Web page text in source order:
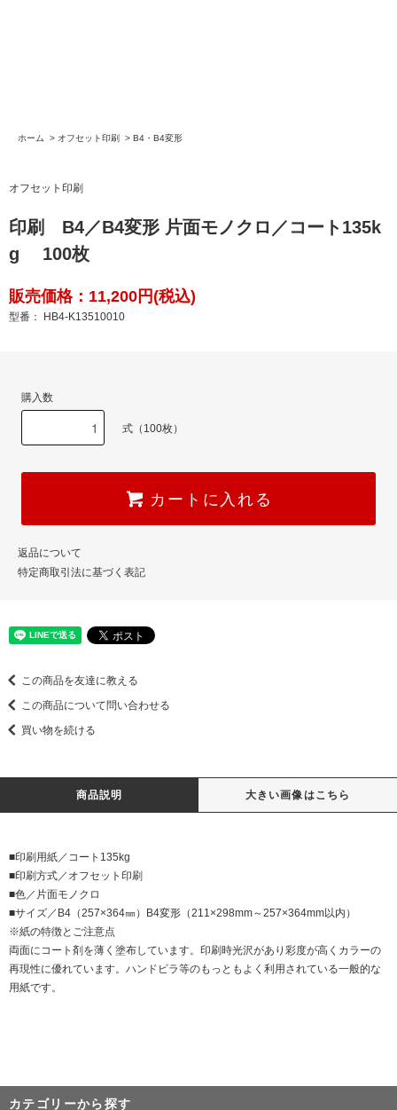
ホーム > オフセット印刷 > B4・B4変形
オフセット印刷
印刷 B4／B4変形 片面モノクロ／コート135k
g 100枚
販売価格：11,200円(税込)
型番： HB4-K13510010
購入数
式（100枚）
カートに入れる
返品について
特定商取引法に基づく表記
この商品を友達に教える
この商品について問い合わせる
買い物を続ける
商品説明 大きい画像はこちら
■印刷用紙／コート135kg
■印刷方式／オフセット印刷
■色／片面モノクロ
■サイズ／B4（257×364㎜）B4変形（211×298mm～257×364mm以内）
※紙の特徴とご注意点
両面にコート剤を薄く塗布しています。印刷時光沢があり彩度が高くカラーの
再現性に優れています。ハンドビラ等のもっともよく利用されている一般的な
用紙です。
カテゴリーから探す